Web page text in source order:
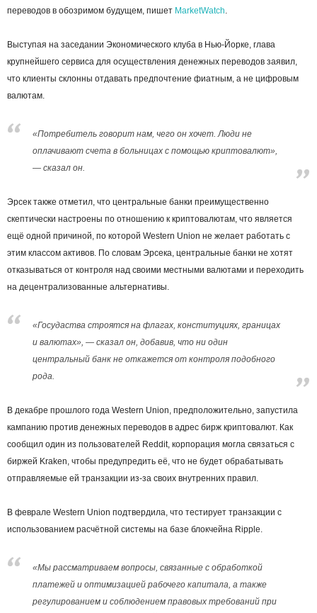
переводов в обозримом будущем, пишет MarketWatch.
Выступая на заседании Экономического клуба в Нью-Йорке, глава
крупнейшего сервиса для осуществления денежных переводов заявил,
что клиенты склонны отдавать предпочтение фиатным, а не цифровым
валютам.
«Потребитель говорит нам, чего он хочет. Люди не
оплачивают счета в больницах с помощью криптовалют»,
— сказал он.
Эрсек также отметил, что центральные банки преимущественно
скептически настроены по отношению к криптовалютам, что является
ещё одной причиной, по которой Western Union не желает работать с
этим классом активов. По словам Эрсека, центральные банки не хотят
отказываться от контроля над своими местными валютами и переходить
на децентрализованные альтернативы.
«Госудаства строятся на флагах, конституциях, границах
и валютах», — сказал он, добавив, что ни один
центральный банк не откажется от контроля подобного
рода.
В декабре прошлого года Western Union, предположительно, запустила
кампанию против денежных переводов в адрес бирж криптовалют. Как
сообщил один из пользователей Reddit, корпорация могла связаться с
биржей Kraken, чтобы предупредить её, что не будет обрабатывать
отправляемые ей транзакции из-за своих внутренних правил.
В феврале Western Union подтвердила, что тестирует транзакции с
использованием расчётной системы на базе блокчейна Ripple.
«Мы рассматриваем вопросы, связанные с обработкой
платежей и оптимизацией рабочего капитала, а также
регулированием и соблюдением правовых требований при